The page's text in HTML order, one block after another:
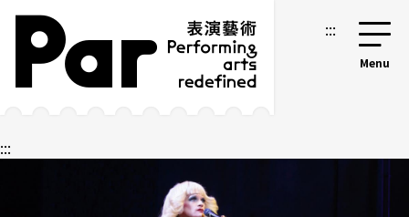
跳到主要內容區塊
網站導覽 :::
:::